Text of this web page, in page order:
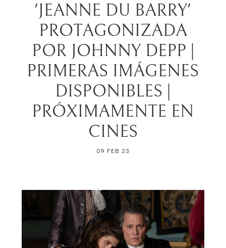
'JEANNE DU BARRY'
PROTAGONIZADA
POR JOHNNY DEPP |
PRIMERAS IMÁGENES
DISPONIBLES |
PRÓXIMAMENTE EN
CINES
09 FEB 23